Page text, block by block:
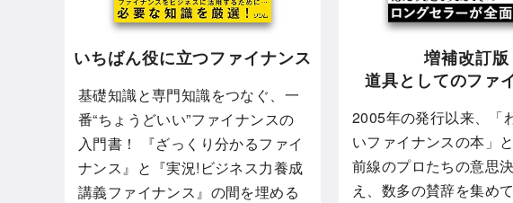
いちばん役に立つファイナンス
基礎知識と専門知識をつなぐ、一
番“ちょうどいい”ファイナンスの
入門書！ 『ざっくり分かるファイ
ナンス』と『実況!ビジネス力養成
講義ファイナンス』の間を埋める
増補改訂版
道具としてのファ
2005年の発行以来、「
いファイナンスの本」
前線のプロたちの意思
え、数多の賛辞を集め